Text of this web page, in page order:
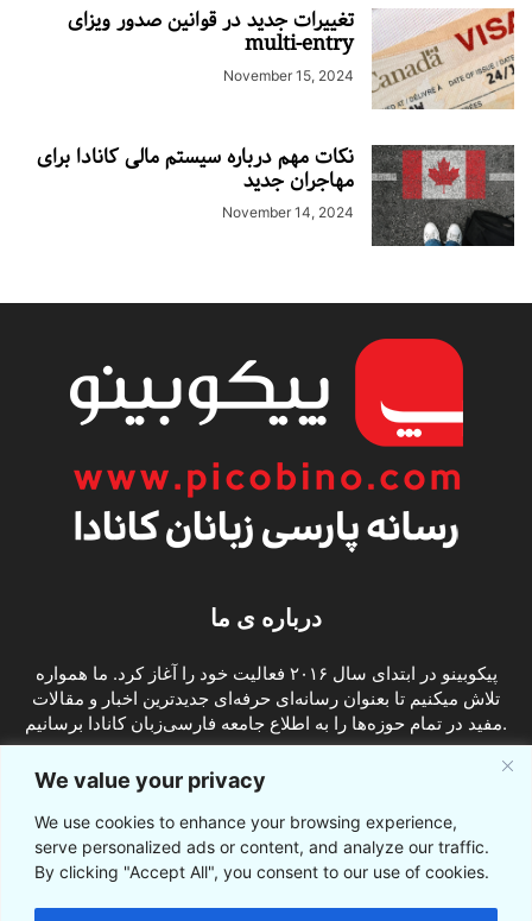
We value your privacy
We use cookies to enhance your browsing experience,
serve personalized ads or content, and analyze our traffic.
By clicking "Accept All", you consent to our use of cookies.
تغییرات جدید در قوانین صدور ویزای
multi-entry
November 15, 2024
نکات مهم درباره سیستم مالی کانادا برای
مهاجران جدید
November 14, 2024
درباره ی ما
پیکوبینو در ابتدای سال ۲۰۱۶ فعالیت خود را آغاز کرد. ما همواره
تلاش میکنیم تا بعنوان رسانه‌ای حرفه‌ای جدیدترین اخبار و مقالات
مفید در تمام حوزه‌ها را به اطلاع جامعه فارسی‌زبان کانادا برسانیم.
ما را دنبال کنید